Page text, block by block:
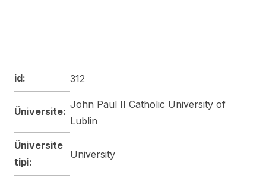
id: 312
Üniversite:
John Paul II Catholic University of
Lublin
Üniversite
tipi:
University